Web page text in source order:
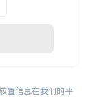
置信息在我们的平